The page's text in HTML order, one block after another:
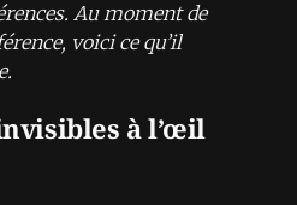
Au moment de
voici ce qu’il
à l’œil